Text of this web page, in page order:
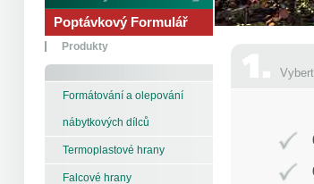
Poptávkový Formulář
Produkty
Formátování a olepování
nábytkových dílců
Termoplastové hrany
Falcové hrany